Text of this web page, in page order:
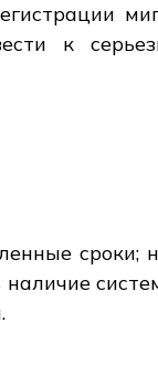
к
сроки;